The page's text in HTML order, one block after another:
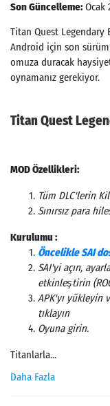
Son Güncelleme: Ocak
Titan Quest Legendary
Android için son
omuza duracak
oynamanız gerekiyor.
Titan Quest
MOD Özellikleri:
Tüm DLC'lerin
Sınırsız para
Kurulumu :
Öncelikle SAI
SAI'yi açın,
etkinleştirin
APK'yı yükleyin
tıklayın
Oyuna girin.
Titanlarla...
Daha Fazla